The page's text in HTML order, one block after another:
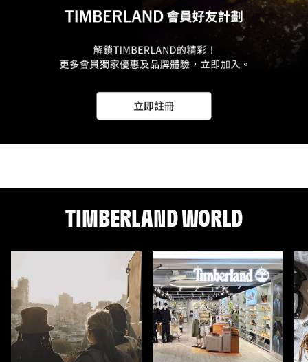
TIMBERLAND WORLD